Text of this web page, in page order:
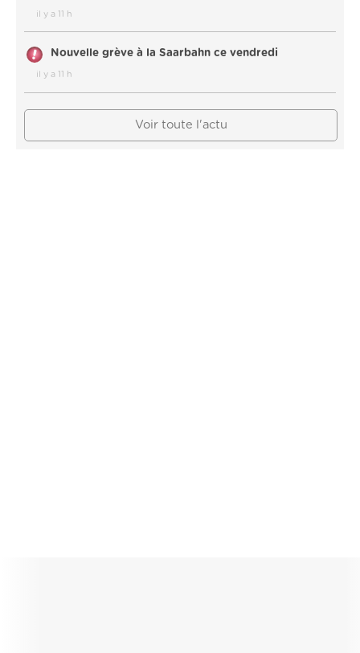
il y a 11 h
Nouvelle grève à la Saarbahn ce vendredi
il y a 11 h
Voir toute l'actu